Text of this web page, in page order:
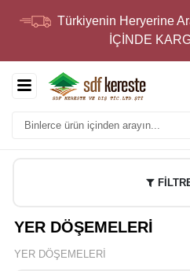
Türkiyenin Heryerine
İÇİNDE
YER DÖŞEMELERİ
YER DÖŞEMELERİ